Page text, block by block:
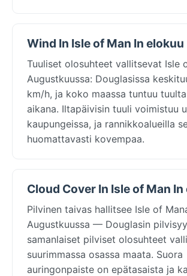
Wind In Isle of Man In elokuu
Tuuliset olosuhteet vallitsevat Isle
Augustkuussa: Douglasissa
km/h, ja koko maassa tuntuu
aikana. Iltapäivisin tuuli voimistuu
kaupungeissa, ja rannikkoalueilla
huomattavasti kovempaa.
Cloud Cover In Isle of Man
Pilvinen taivas hallitsee Isle of
Augustkuussa — Douglasin
samanlaiset pilviset olosuhteet
suurimmassa osassa maata. Suora
auringonpaiste on epätasaista ja